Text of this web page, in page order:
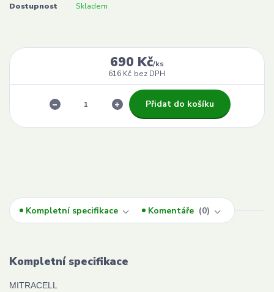
Dostupnost Skladem
690 Kč/ks
616 Kč bez DPH
Přidat do košíku
Kompletní specifikace Komentáře 0
Kompletní specifikace
MITRACELL